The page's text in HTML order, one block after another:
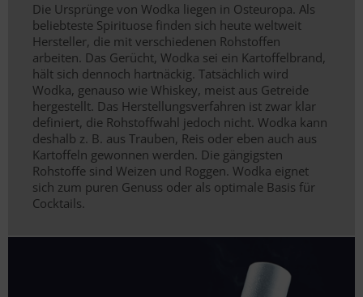
Die Ursprünge von Wodka liegen in Osteuropa. Als
beliebteste Spirituose finden sich heute weltweit
Hersteller, die mit verschiedenen Rohstoffen
arbeiten. Das Gerücht, Wodka sei ein Kartoffelbrand,
hält sich dennoch hartnäckig. Tatsächlich wird
Wodka, genauso wie Whiskey, meist aus Getreide
hergestellt. Das Herstellungsverfahren ist zwar klar
definiert, die Rohstoffwahl jedoch nicht. Wodka kann
deshalb z. B. aus Trauben, Reis oder eben auch aus
Kartoffeln gewonnen werden. Die gängigsten
Rohstoffe sind Weizen und Roggen. Wodka eignet
sich zum puren Genuss oder als optimale Basis für
Cocktails.